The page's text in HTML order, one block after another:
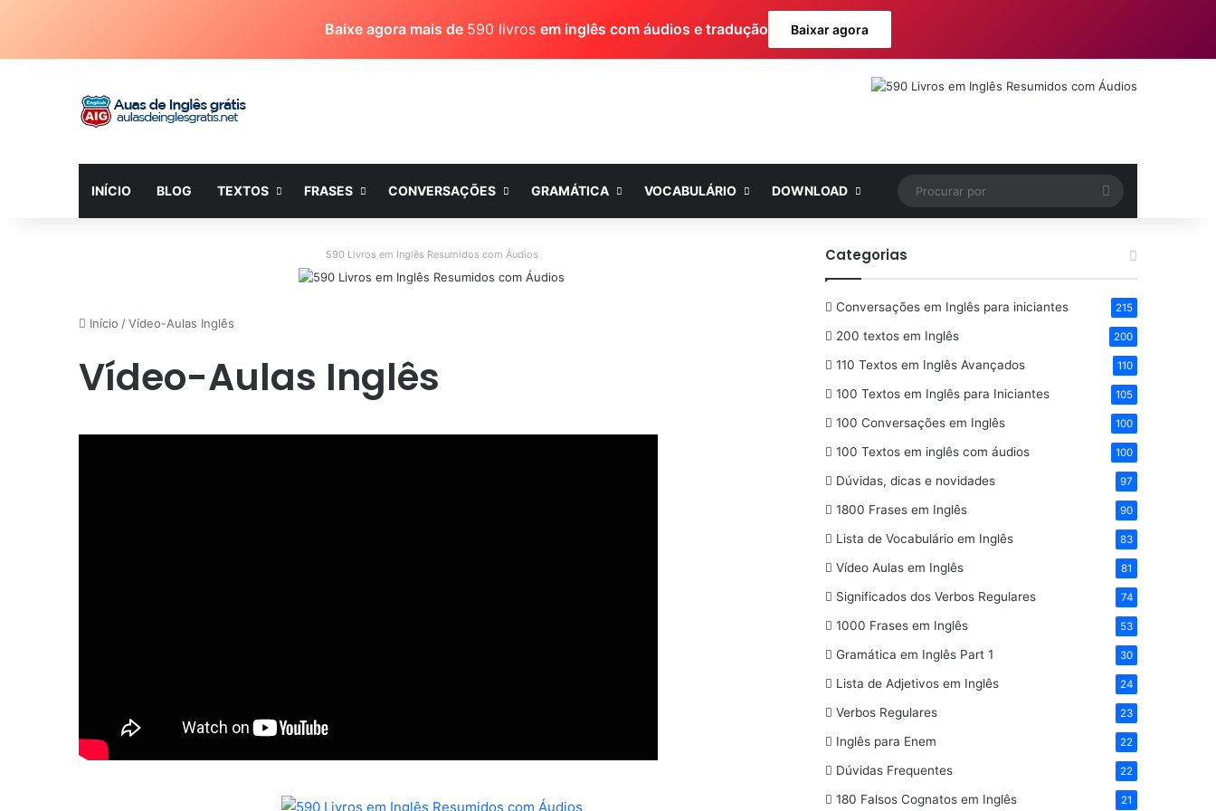
Baixe agora mais de 590 livros em inglês com áudios e tradução Baixar agora
INÍCIO BLOG TEXTOS FRASES CONVERSAÇÕES GRAMÁTICA VOCABULÁRIO DOWNLOAD
Procurar
por
590 Livros em Inglês Resumidos com Áudios
Início /Vídeo-Aulas Inglês
Vídeo-Aulas Inglês
Categorias
Conversações em Inglês para iniciantes 215
200 textos em Inglês 200
110 Textos em Inglês Avançados 110
100 Textos em Inglês para Iniciantes 105
100 Conversações em Inglês 100
100 Textos em inglês com áudios 100
Dúvidas, dicas e novidades 97
1800 Frases em Inglês 90
Lista de Vocabulário em Inglês 83
Vídeo Aulas em Inglês 81
Significados dos Verbos Regulares 74
1000 Frases em Inglês 53
Gramática em Inglês Part 1 30
Lista de Adjetivos em Inglês 24
Verbos Regulares 23
Inglês para Enem 22
Dúvidas Frequentes 22
180 Falsos Cognatos em Inglês 21